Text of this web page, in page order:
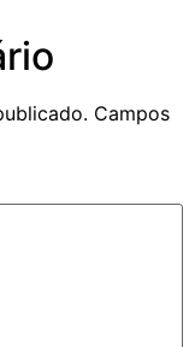
Campos